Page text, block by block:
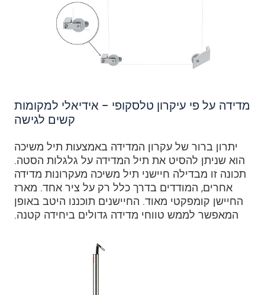
מדידה על פי עיקרון טלסקופי – אידיאלי למקומות
קשים לגישה
יתרון ברור של עקרון המדידה באמצעות תיל משיכה
הוא שניתן להסיט את תיל המדידה על גלגלות הסטה.
תכונה זו מבדילה חיישני תיל משיכה מעקרונות מדידה
אחרים, המודדים בדרך כלל רק על ציר אחד. מארז
החיישן קומפקטי מאוד. החיישנים תוכננו היטב באופן
המאפשר לממש טווחי מדידה גדולים ביחידה קטנה.